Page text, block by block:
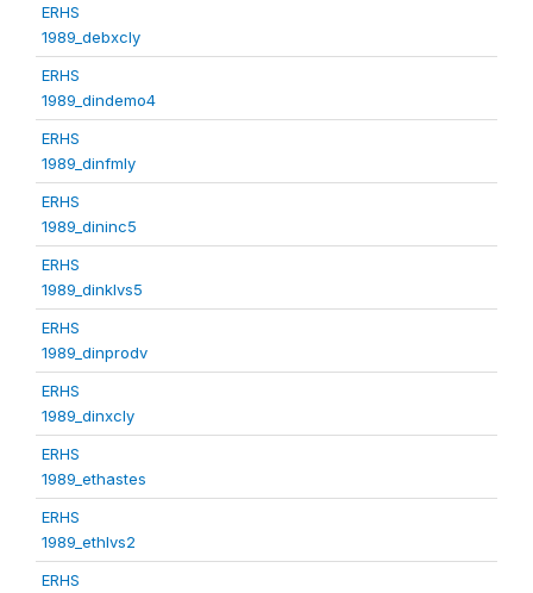
ERHS
1989_debxcly
ERHS
1989_dindemo4
ERHS
1989_dinfmly
ERHS
1989_dininc5
ERHS
1989_dinklvs5
ERHS
1989_dinprodv
ERHS
1989_dinxcly
ERHS
1989_ethastes
ERHS
1989_ethlvs2
ERHS